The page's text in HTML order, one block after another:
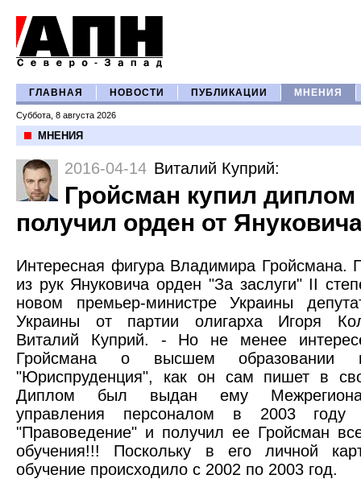
ГЛАВНАЯ НОВОСТИ ПУБЛИКАЦИИ МНЕНИЯ
Суббота, 8 августа 2026
МНЕНИЯ
2016-04-14 Виталий Куприй:
Гройсман купил диплом
получил орден от
Интересная фигура Владимира Гройсмана.
из рук Януковича орден "За заслуги" II
новом премьер-министре Украины
Украины от партии олигарха Игоря
Виталий Куприй. - Но не менее
Гройсмана о высшем образовании
"Юриспруденция", как он сам пишет в
Диплом был выдан ему
управления персоналом в 2003 году
"Правоведение" и получил ее Гройсман
обучения!!! Поскольку в его личной
обучение происходило с 2002 по 2003 год.